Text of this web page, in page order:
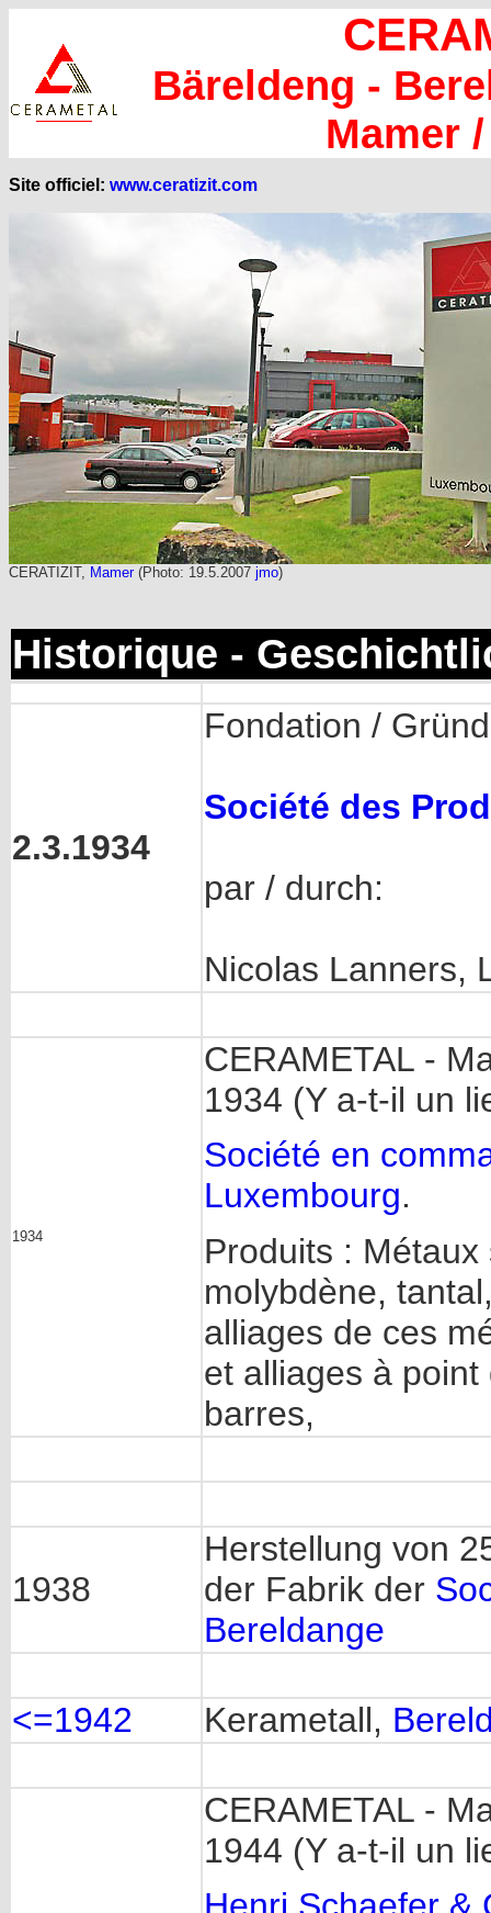
Bäreldeng -
Mamer
Site officiel: www.ceratizit.com
CERATIZIT, Mamer(Photo: 19.5.2007 jmo)
Historique -
2.3.1934
Fondation /
Société des
par / durch:
Nicolas Lanners,
1934
CERAMETAL -
1934 (Y a-t-il un
Société en
Luxembourg.
Produits :
molybdène,
alliages de ces
et alliages à
barres,
1938
Herstellung von
der Fabrik der
Bereldange
<=1942 Kerametall,
CERAMETAL -
1944 (Y a-t-il un